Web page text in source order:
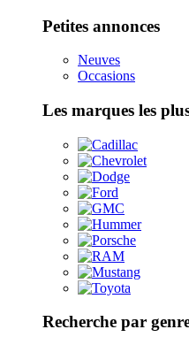
Petites annonces
Neuves
Occasions
Les marques les
Recherche par